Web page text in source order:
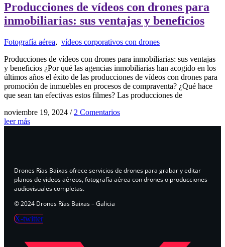
Producciones de vídeos con drones para
inmobiliarias: sus ventajas y beneficios
Fotografía aérea, vídeos corporativos con drones
Producciones de vídeos con drones para inmobiliarias: sus ventajas
y beneficios ¿Por qué las agencias inmobiliarias han acogido en los
últimos años el éxito de las producciones de vídeos con drones para
promoción de inmuebles en procesos de compraventa? ¿Qué hace
que sean tan efectivas estos filmes? Las producciones de
noviembre 19, 2024 / 2 Comentarios
leer más
Drones Rías Baixas ofrece servicios de drones para grabar y editar
planos de videos aéreos, fotografía aérea con drones o producciones
audiovisuales completas.
© 2024 Drones Rías Baixas – Galicia
X-twitter